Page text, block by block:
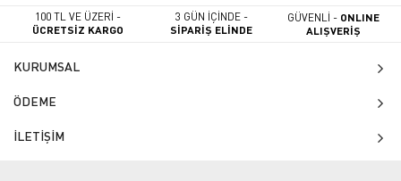
100 TL VE ÜZERİ -
ÜCRETSİZ KARGO
3 GÜN İÇİNDE -
SİPARİŞ ELİNDE
GÜVENLİ - ONLINE
ALIŞVERİŞ
KURUMSAL
ÖDEME
İLETİŞİM